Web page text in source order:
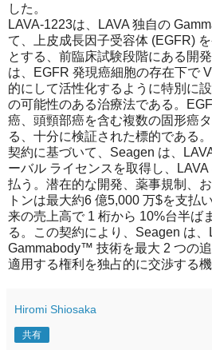
した。
LAVA-1223は、LAVA 独自の
て、上皮成長因子受容体 (EGFR)
とする、前臨床試験段階にある開
は、EGFR 発現癌細胞の存在下で
的にして活性化するように特別に
の可能性のある治療法である。
癌、頭頸部癌を含む複数の固形癌
る、十分に検証された標的である。
契約に基づいて、Seagen は、
ーバル ライセンスを取得し、
払う。潜在的な開発、薬事規制、
トンは最大約6 億5,000 万$を支払
来の売上高で 1 桁から 10%台半ば
る。この契約により、Seagen は、
Gammabody™ 技術を最大 2 つの
適用する権利を独占的に交渉する
Hiromi Shiosaka
共有